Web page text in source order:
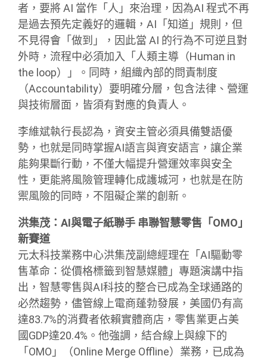
者，要將 AI 當作「人」來治理，因為AI 程式不再
是過去預先定義好的邏輯，AI「知道」規則，但
不見得會「做到」，因此當 AI 的行為不可逆且對
外時，流程中必須加入「人類主導（Human in
the loop）」。同時，組織內部的問責制度
（Accountability）要明確分層，包含法律、營運
與技術層面，皆須有對應的負責人。
李維斌執行長認為，資安主管必須具備雙語優
勢，也就是同時掌握AI語言與資安語言，讓企業
能夠果斷行動，不僅大幅提升營運效率與安全
性，更能將風險管理轉化成護城河，也就是在防
禦風險的同時，不阻礙企業的創新。
洪集茂：AI與電子紙聯手 串聯智慧零售「OMO」
新賽道
元太科技業務中心洪集茂副總經理在「AI驅動零
售革命：從價格標籤到智慧媒體」專題演講中指
出，智慧零售與AI科技的整合已成為全球通路的
必然趨勢，儘管線上電商蓬勃發展，美國仍有高
達83.7%的消費者依賴實體商店，零售業更占美
國GDP達20.4%。他強調，結合線上與線下的
「OMO」（Online Merge Offline）業務，已成為